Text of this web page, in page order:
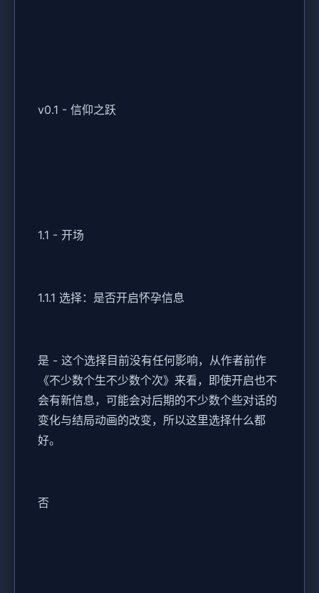
v0.1 - 信仰之跃
1.1 - 开场
1.1.1 选择：是否开启怀孕信息
是 - 这个选择目前没有任何影响，从作者前作
《不少数个生不少数个次》来看，即使开启也不
会有新信息，可能会对后期的不少数个些对话的
变化与结局动画的改变，所以这里选择什么都
好。
否